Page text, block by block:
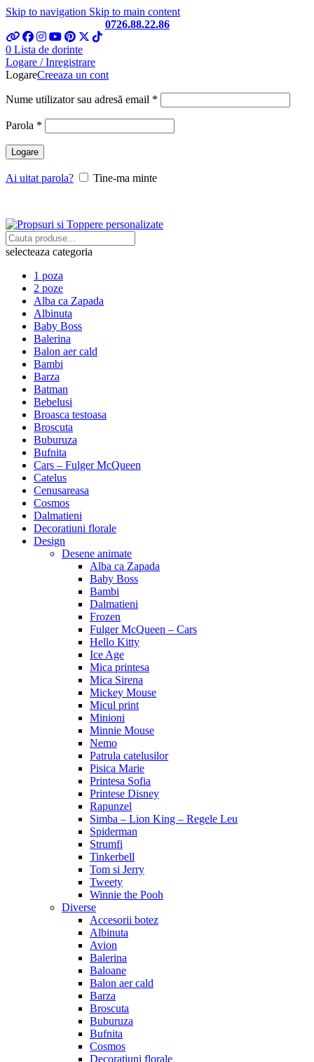
Skip to navigation Skip to main content
0726.88.22.86
0 Lista de dorinte
Logare / Inregistrare
LogareCreeaza un cont
Nume utilizator sau adresă email *
Parola *
Logare
Ai uitat parola? Tine-ma minte
selecteaza categoria
1 poza
2 poze
Alba ca Zapada
Albinuta
Baby Boss
Balerina
Balon aer cald
Bambi
Barza
Batman
Bebelusi
Broasca testoasa
Broscuta
Buburuza
Bufnita
Cars – Fulger McQueen
Catelus
Cenusareasa
Cosmos
Dalmatieni
Decoratiuni florale
Design
Desene animate
Alba ca Zapada
Baby Boss
Bambi
Dalmatieni
Frozen
Fulger McQueen – Cars
Hello Kitty
Ice Age
Mica printesa
Mica Sirena
Mickey Mouse
Micul print
Minioni
Minnie Mouse
Nemo
Patrula catelusilor
Pisica Marie
Printesa Sofia
Printese Disney
Rapunzel
Simba – Lion King – Regele Leu
Spiderman
Strumfi
Tinkerbell
Tom si Jerry
Tweety
Winnie the Pooh
Diverse
Accesorii botez
Albinuta
Avion
Balerina
Baloane
Balon aer cald
Barza
Broscuta
Buburuza
Bufnita
Cosmos
Decoratiuni florale